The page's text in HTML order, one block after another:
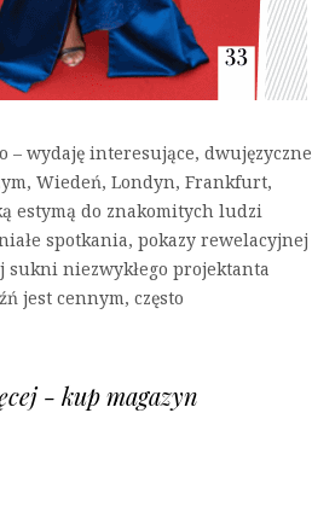
– wydaję interesujące, dwujęzyczne
Wiedeń, Londyn, Frankfurt,
estymą do znakomitych ludzi
spotkania, pokazy rewelacyjnej
sukni niezwykłego projektanta
jest cennym, często
- kup magazyn